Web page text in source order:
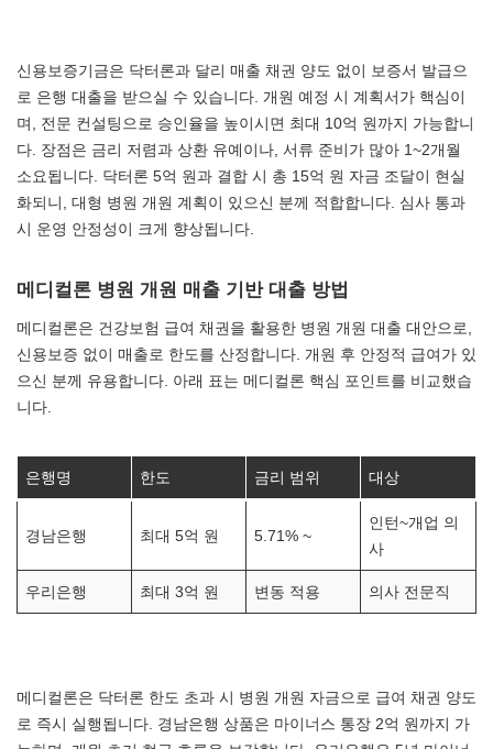
신용보증기금은 닥터론과 달리 매출 채권 양도 없이 보증서 발급으
로 은행 대출을 받으실 수 있습니다. 개원 예정 시 계획서가 핵심이
며, 전문 컨설팅으로 승인율을 높이시면 최대 10억 원까지 가능합니
다. 장점은 금리 저렴과 상환 유예이나, 서류 준비가 많아 1~2개월
소요됩니다. 닥터론 5억 원과 결합 시 총 15억 원 자금 조달이 현실
화되니, 대형 병원 개원 계획이 있으신 분께 적합합니다. 심사 통과
시 운영 안정성이 크게 향상됩니다.
메디컬론 병원 개원 매출 기반 대출 방법
메디컬론은 건강보험 급여 채권을 활용한 병원 개원 대출 대안으로,
신용보증 없이 매출로 한도를 산정합니다. 개원 후 안정적 급여가 있
으신 분께 유용합니다. 아래 표는 메디컬론 핵심 포인트를 비교했습
니다.
은행명 한도 금리 범위 대상
경남은행 최대 5억 원 5.71% ~
인턴~개업 의
사
우리은행 최대 3억 원 변동 적용 의사 전문직
메디컬론은 닥터론 한도 초과 시 병원 개원 자금으로 급여 채권 양도
로 즉시 실행됩니다. 경남은행 상품은 마이너스 통장 2억 원까지 가